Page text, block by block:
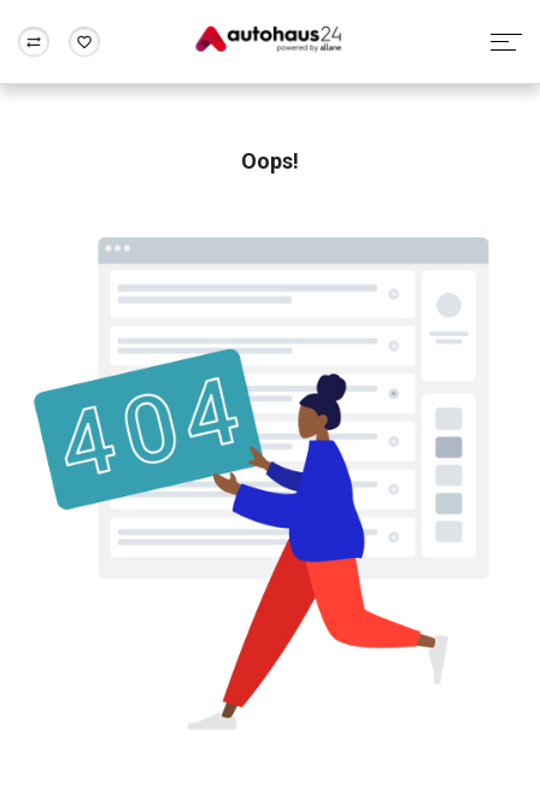
Rund um die Inzahlungnahme
Oops!